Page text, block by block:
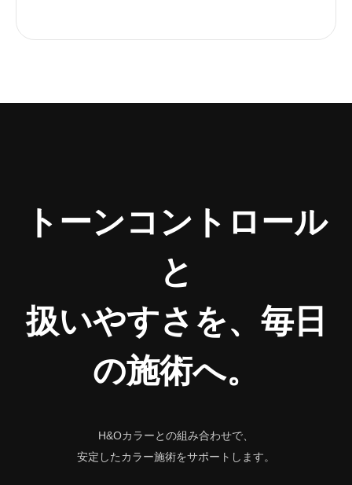
トーンコントロール
と
扱いやすさを、毎日
の施術へ。
H&Oカラーとの組み合わせで、
安定したカラー施術をサポートします。